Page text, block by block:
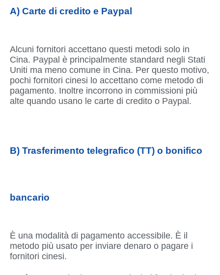
A) Carte di credito e Paypal
Alcuni fornitori accettano questi metodi solo in
Cina. Paypal è principalmente standard negli Stati
Uniti ma meno comune in Cina. Per questo motivo,
pochi fornitori cinesi lo accettano come metodo di
pagamento. Inoltre incorrono in commissioni più
alte quando usano le carte di credito o Paypal.
B) Trasferimento telegrafico (TT) o bonifico
bancario
È una modalità di pagamento accessibile. È il
metodo più usato per inviare denaro o pagare i
fornitori cinesi.